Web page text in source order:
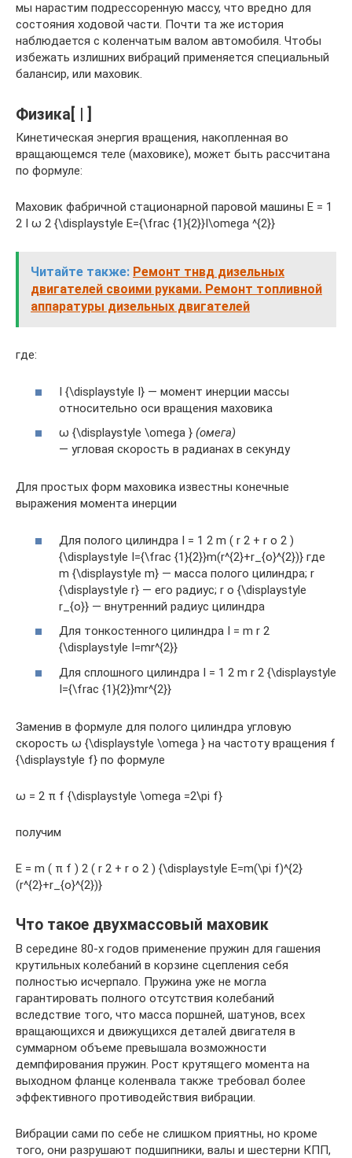
мы нарастим подрессоренную массу, что вредно для
состояния ходовой части. Почти та же история
наблюдается с коленчатым валом автомобиля. Чтобы
избежать излишних вибраций применяется специальный
балансир, или маховик.
Физика[ | ]
Кинетическая энергия вращения, накопленная во
вращающемся теле (маховике), может быть рассчитана
по формуле:
Маховик фабричной стационарной паровой машины E = 1
2 I ω 2 {\displaystyle E={\frac {1}{2}}I\omega ^{2}}
Читайте также: Ремонт тнвд дизельных
двигателей своими руками. Ремонт топливной
аппаратуры дизельных двигателей
где:
I {\displaystyle I} — момент инерции массы
относительно оси вращения маховика
ω {\displaystyle \omega } (омега)
— угловая скорость в радианах в секунду
Для простых форм маховика известны конечные
выражения момента инерции
Для полого цилиндра I = 1 2 m ( r 2 + r o 2 )
{\displaystyle I={\frac {1}{2}}m(r^{2}+r_{o}^{2})} где
m {\displaystyle m} — масса полого цилиндра; r
{\displaystyle r} — его радиус; r o {\displaystyle
r_{o}} — внутренний радиус цилиндра
Для тонкостенного цилиндра I = m r 2
{\displaystyle I=mr^{2}}
Для сплошного цилиндра I = 1 2 m r 2 {\displaystyle
I={\frac {1}{2}}mr^{2}}
Заменив в формуле для полого цилиндра угловую
скорость ω {\displaystyle \omega } на частоту вращения f
{\displaystyle f} по формуле
ω = 2 π f {\displaystyle \omega =2\pi f}
получим
E = m ( π f ) 2 ( r 2 + r o 2 ) {\displaystyle E=m(\pi f)^{2}
(r^{2}+r_{o}^{2})}
Что такое двухмассовый маховик
В середине 80-х годов применение пружин для гашения
крутильных колебаний в корзине сцепления себя
полностью исчерпало. Пружина уже не могла
гарантировать полного отсутствия колебаний
вследствие того, что масса поршней, шатунов, всех
вращающихся и движущихся деталей двигателя в
суммарном объеме превышала возможности
демпфирования пружин. Рост крутящего момента на
выходном фланце коленвала также требовал более
эффективного противодействия вибрации.
Вибрации сами по себе не слишком приятны, но кроме
того, они разрушают подшипники, валы и шестерни КПП,